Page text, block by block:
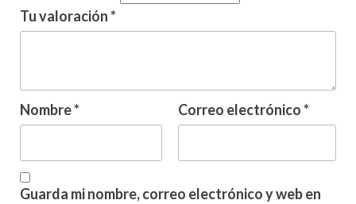
Tu valoración*
Nombre* Correo electrónico*
Guarda mi nombre, correo electrónico y web en